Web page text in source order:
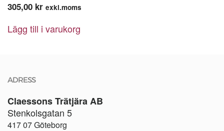
305,00 kr exkl.moms
Lägg till i varukorg
ADRESS
Claessons Trätjära AB
Stenkolsgatan 5
417 07 Göteborg